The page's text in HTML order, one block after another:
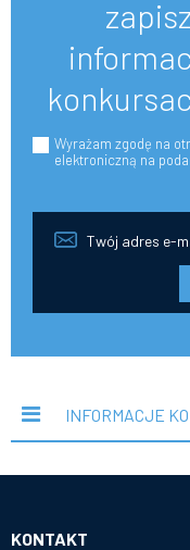
Wyrażam zgodę na
elektroniczną na
INFORMACJE
KONTAKT